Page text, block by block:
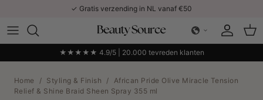
✓ Gratis verzending in NL vanaf €50
Account
★★★★★ 4.9/5 | 20.000 tevreden klanten
Home / Styling & Finish / African Pride Olive Miracle Tension
Relief & Shine Braid Sheen Spray 355 ml